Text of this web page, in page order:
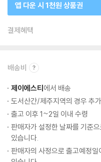
앱 다운 시 1천원 상품권
결제혜택
배송비
제이에스티에서 배송
도서산간/제주지역의 경우 추
출고 이후 1~2일 이내 수령
판매자가 설정한 날짜를 기준
있습니다.
판매자의 사정으로 출고예정